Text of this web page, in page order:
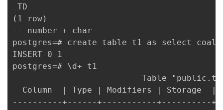
TD
(1 row)
-- number + char
postgres=# create table t1 as select
INSERT 0 1
postgres=# \d+ t1
Table
Column  | Type | Modifiers | Storage  |
----------+------+-----------+----------